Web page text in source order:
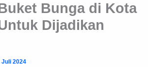
Bunga di Kota
Dijadikan
Juli 2024